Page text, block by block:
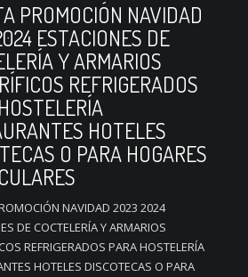
PROMOCIÓN NAVIDAD
ESTACIONES DE
Y ARMARIOS
REFRIGERADOS
HOTELES
O PARA HOGARES
NAVIDAD 2023 2024
DE COCTELERÍA Y ARMARIOS
REFRIGERADOS PARA HOSTELERÍA
HOTELES DISCOTECAS O PARA